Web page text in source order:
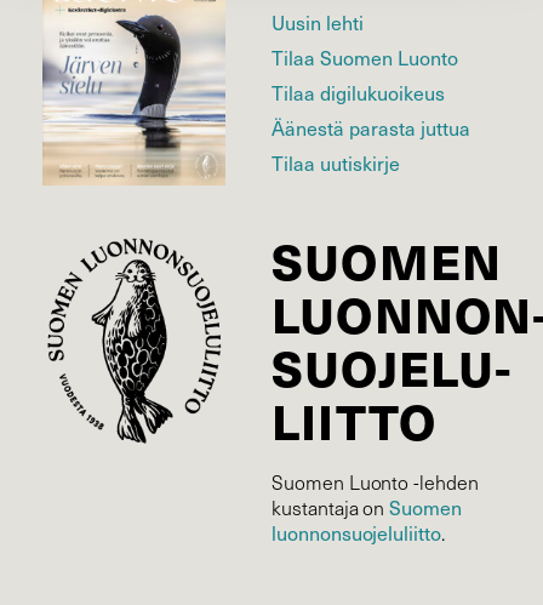
Uusin lehti
Tilaa Suomen Luonto
Tilaa digilukuoikeus
Äänestä parasta juttua
Tilaa uutiskirje
SUOMEN
SUOJELU­
LIITTO
Suomen Luonto -lehden
kustantaja onSuomen
luonnonsuojelu­liitto.